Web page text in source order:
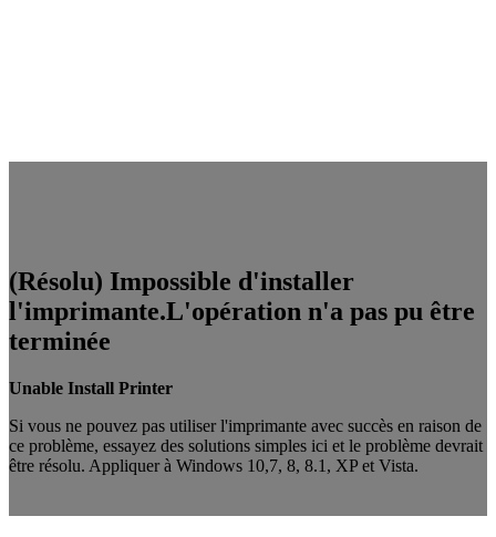
(Résolu) Impossible d'installer
l'imprimante.L'opération n'a pas pu être
terminée
Unable Install Printer
Si vous ne pouvez pas utiliser l'imprimante avec succès en raison de
ce problème, essayez des solutions simples ici et le problème devrait
être résolu. Appliquer à Windows 10,7, 8, 8.1, XP et Vista.